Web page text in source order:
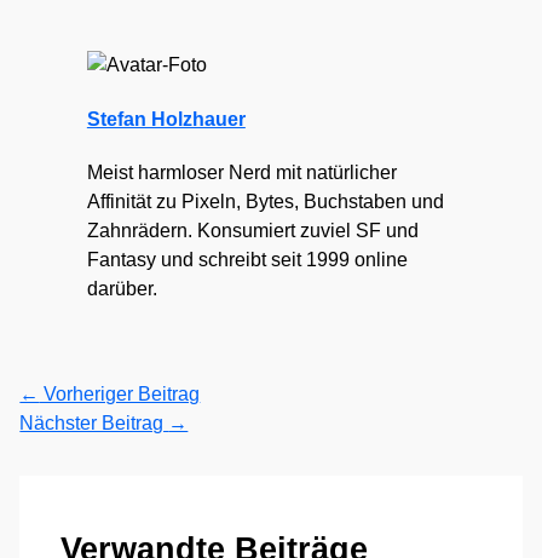
Stefan Holzhauer
Meist harmloser Nerd mit natürlicher
Affinität zu Pixeln, Bytes, Buchstaben und
Zahnrädern. Konsumiert zuviel SF und
Fantasy und schreibt seit 1999 online
darüber.
← Vorheriger Beitrag
Nächster Beitrag →
Verwandte Beiträge